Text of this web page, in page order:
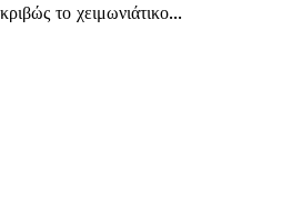
το χειμωνιάτικο...